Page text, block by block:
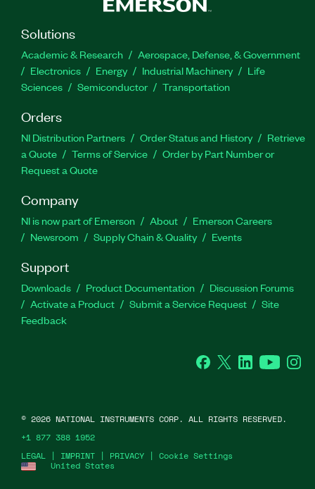
Solutions
Academic & Research
Aerospace, Defense, & Government
Electronics
Energy Industrial Machinery
Life
Sciences
Semiconductor Transportation
Orders
NI Distribution Partners Order Status and History
Retrieve
a Quote
Terms of Service
Order by Part Number or
Request a Quote
Company
NI is now part of Emerson About
Emerson Careers
Newsroom
Supply Chain & Quality Events
Support
Downloads Product Documentation
Discussion Forums
Activate a Product
Submit a Service Request
Site
Feedback
Facebook
Twitter LinkedInYouTube
United States
LEGAL | IMPRINT | PRIVACY | Cookie Settings
© 2026 NATIONAL INSTRUMENTS CORP. ALL RIGHTS RESERVED.
+1 877 388 1952